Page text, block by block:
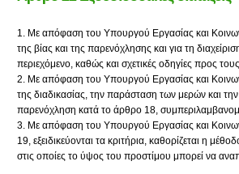
1. Με απόφαση του Υπουργού Εργασίας και
της βίας και της παρενόχλησης και για τη
περιεχόμενο, καθώς και σχετικές οδηγίες προς
2. Με απόφαση του Υπουργού Εργασίας και
της διαδικασίας, την παράσταση των μερών και
παρενόχληση κατά το άρθρο 18,
3. Με απόφαση του Υπουργού Εργασίας και
19, εξειδικεύονται τα κριτήρια, καθορίζεται η
στις οποίες το ύψος του προστίμου μπορεί να